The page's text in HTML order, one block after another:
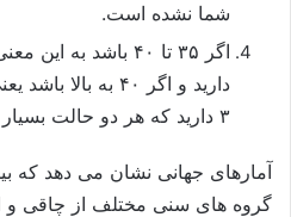
شما نشده است.
اگر ۳۵ تا ۴۰ باشد
دارید و اگر ۴۰ به
۳ دارید که هر دو حالت بسیار خطرناک هستند.
گروه های سنی مختلف از چاقی و